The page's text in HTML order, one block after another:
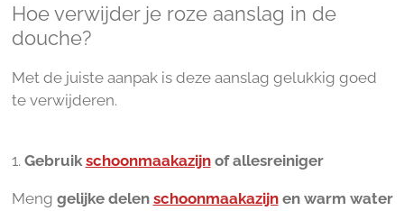
Hoe verwijder je roze aanslag in de
douche?
Met de juiste aanpak is deze aanslag gelukkig goed
te verwijderen.
1. Gebruikschoonmaakazijnof allesreiniger
Meng gelijke delen schoonmaakazijnen warm water